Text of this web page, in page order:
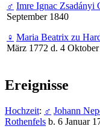
♂ Imre Ignac Zsadányi
September 1840
♀ Maria Beatrix zu
März 1772 d. 4
Ereignisse
Hochzeit: ♂ Johann
Rothenfels b. 6 Januar